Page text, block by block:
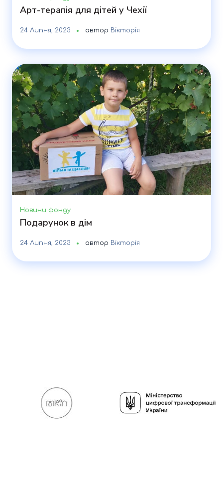
Арт-терапія для дітей у Чехії
24 Липня, 2023 автор Вікторія
Новини фонду
Подарунок в дім
24 Липня, 2023 автор Вікторія